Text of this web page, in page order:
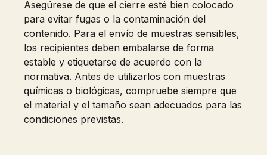
Asegúrese de que el cierre esté bien colocado
para evitar fugas o la contaminación del
contenido. Para el envío de muestras sensibles,
los recipientes deben embalarse de forma
estable y etiquetarse de acuerdo con la
normativa. Antes de utilizarlos con muestras
químicas o biológicas, compruebe siempre que
el material y el tamaño sean adecuados para las
condiciones previstas.